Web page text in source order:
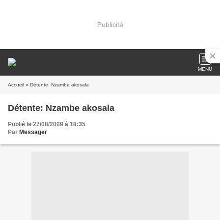
Publicité
MENU
Accueil » Détente: Nzambe akosala
Détente: Nzambe akosala
Publié le 27/08/2009 à 18:35
Par Messager